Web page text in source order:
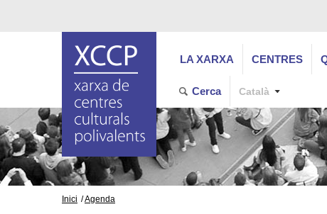
LA XARXA CENTRES
Cerca Català
Inici Agenda